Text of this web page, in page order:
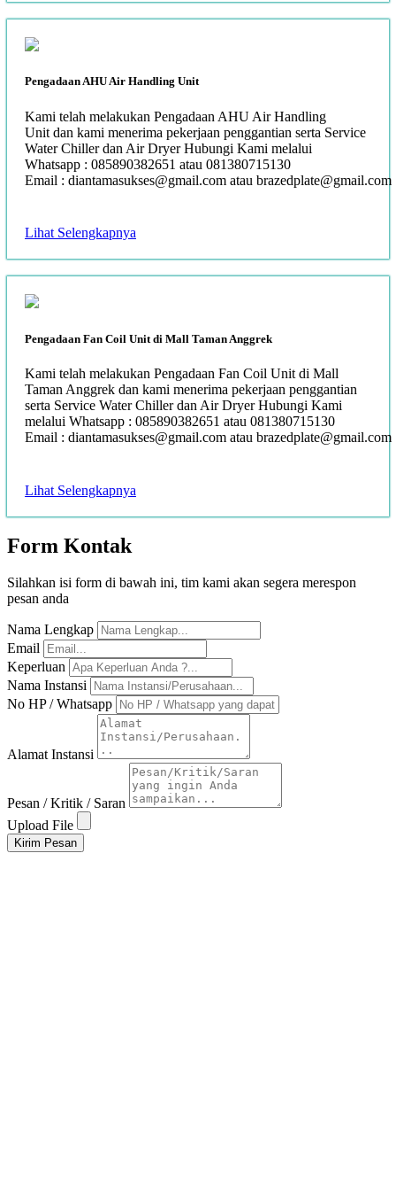
Pengadaan AHU Air Handling Unit
Kami telah melakukan Pengadaan AHU Air Handling
Unit dan kami menerima pekerjaan penggantian serta Service
Water Chiller dan Air Dryer Hubungi Kami melalui
Whatsapp : 085890382651 atau 081380715130
Email : diantamasukses@gmail.com atau brazedplate@gmail.com
Lihat Selengkapnya
Pengadaan Fan Coil Unit di Mall Taman Anggrek
Kami telah melakukan Pengadaan Fan Coil Unit di Mall
Taman Anggrek dan kami menerima pekerjaan penggantian
serta Service Water Chiller dan Air Dryer Hubungi Kami
melalui Whatsapp : 085890382651 atau 081380715130
Email : diantamasukses@gmail.com atau brazedplate@gmail.com
Lihat Selengkapnya
Form Kontak
Silahkan isi form di bawah ini, tim kami akan segera merespon
pesan anda
Nama Lengkap
Email
Keperluan
Nama Instansi
No HP / Whatsapp
Alamat Instansi
Pesan / Kritik / Saran
Upload File
Kirim Pesan